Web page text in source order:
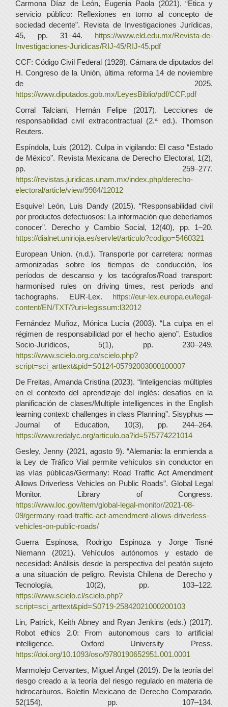
Carmona Díaz de León, Eugenia Paola (2021). “Ética y
servicio público: Reflexiones en torno al concepto de
sociedad decente”. Revista de Investigaciones Jurídicas,
45, pp. 31–44. https://www.eld.edu.mx/Revista-de-
Investigaciones-Juridicas/RIJ-45/RIJ-45.pdf
CCF: Código Civil Federal (1928). Cámara de diputados del
H. Congreso de la Unión, última reforma 14 de noviembre
de 2025.
https://www.diputados.gob.mx/LeyesBiblio/pdf/CCF.pdf
Corral Talciani, Hernán Felipe (2017). Lecciones de
responsabilidad civil extracontractual (2.ª ed.). Thomson
Reuters.
Espíndola, Luis (2012). Culpa in vigilando: El caso “Estado
de México”. Revista Mexicana de Derecho Electoral, 1(2),
pp. 259–277.
https://revistas.juridicas.unam.mx/index.php/derecho-
electoral/article/view/9984/12012
Esquivel León, Luis Dandy (2015). “Responsabilidad civil
por productos defectuosos: La información que deberíamos
conocer”. Derecho y Cambio Social, 12(40), pp. 1–20.
https://dialnet.unirioja.es/servlet/articulo?codigo=5460321
European Union. (n.d.). Transporte por carretera: normas
armonizadas sobre los tiempos de conducción, los
períodos de descanso y los tacógrafos/Road transport:
harmonised rules on driving times, rest periods and
tachographs. EUR-Lex. https://eur-lex.europa.eu/legal-
content/EN/TXT/?uri=legissum:l32012
Fernández Muñoz, Mónica Lucía (2003). “La culpa en el
régimen de responsabilidad por el hecho ajeno”. Estudios
Socio-Jurídicos, 5(1), pp. 230–249.
https://www.scielo.org.co/scielo.php?
script=sci_arttext&pid=S0124-05792003000100007
De Freitas, Amanda Cristina (2023). “Inteligencias múltiples
en el contexto del aprendizaje del inglés: desafíos en la
planificación de clases/Multiple intelligences in the English
learning context: challenges in class Planning”. Sisyphus —
Journal of Education, 10(3), pp. 244–264.
https://www.redalyc.org/articulo.oa?id=575774221014
Gesley, Jenny (2021, agosto 9). “Alemania: la enmienda a
la Ley de Tráfico Vial permite vehículos sin conductor en
las vías públicas/Germany: Road Traffic Act Amendment
Allows Driverless Vehicles on Public Roads”. Global Legal
Monitor. Library of Congress.
https://www.loc.gov/item/global-legal-monitor/2021-08-
09/germany-road-traffic-act-amendment-allows-driverless-
vehicles-on-public-roads/
Guerra Espinosa, Rodrigo Espinoza y Jorge Tisné
Niemann (2021). Vehículos autónomos y estado de
necesidad: Análisis desde la perspectiva del peatón sujeto
a una situación de peligro. Revista Chilena de Derecho y
Tecnología, 10(2), pp. 103–122.
https://www.scielo.cl/scielo.php?
script=sci_arttext&pid=S0719-25842021000200103
Lin, Patrick, Keith Abney and Ryan Jenkins (eds.) (2017).
Robot ethics 2.0: From autonomous cars to artificial
intelligence. Oxford University Press.
https://doi.org/10.1093/oso/9780190652951.001.0001
Marmolejo Cervantes, Miguel Ángel (2019). De la teoría del
riesgo creado a la teoría del riesgo regulado en materia de
hidrocarburos. Boletín Mexicano de Derecho Comparado,
52(154), pp. 107–134.